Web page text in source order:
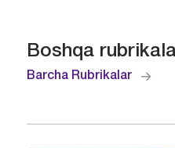
Boshqa
Barcha Rubrikalar